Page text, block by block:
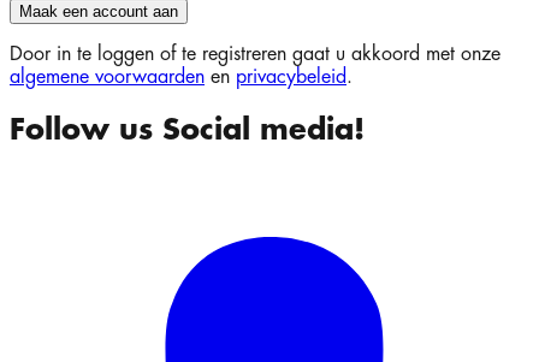
Maak een account aan
Door in te loggen of te registreren gaat u akkoord met onze
algemene voorwaarden en privacybeleid.
Follow us Social media!